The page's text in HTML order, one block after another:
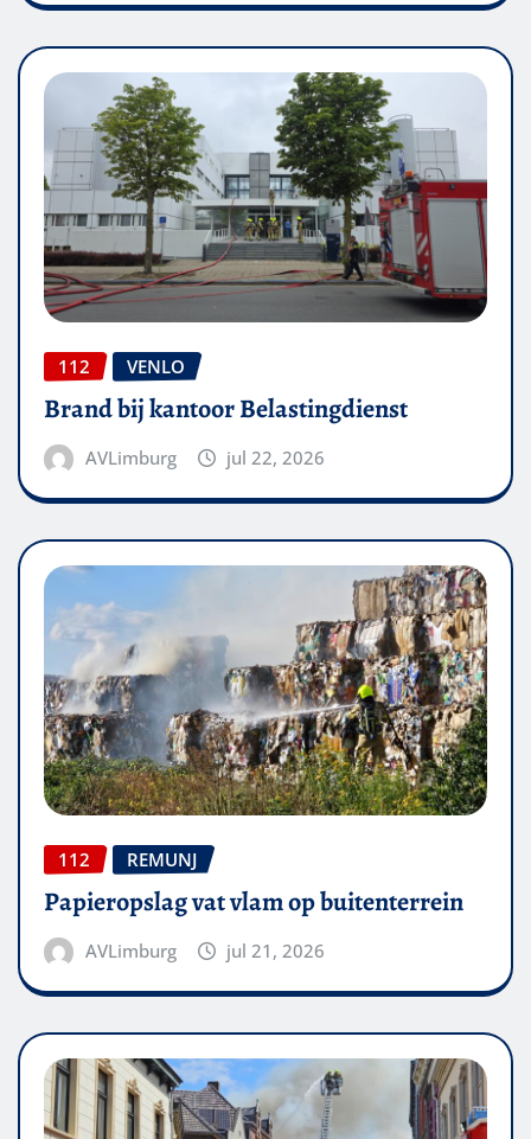
112 VENLO
Brand bij kantoor Belastingdienst
AVLimburg jul 22, 2026
112 REMUNJ
Papieropslag vat vlam op buitenterrein
AVLimburg jul 21, 2026